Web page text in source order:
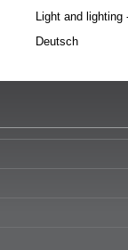
Light and
Deutsch